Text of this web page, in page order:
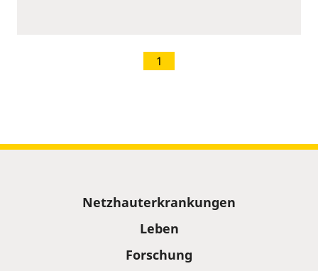
1
Netzhauterkrankungen
Leben
Forschung